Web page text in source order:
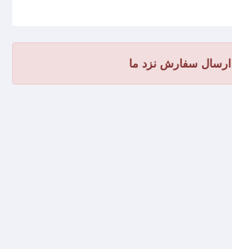
ارسال سفارش نزد ما